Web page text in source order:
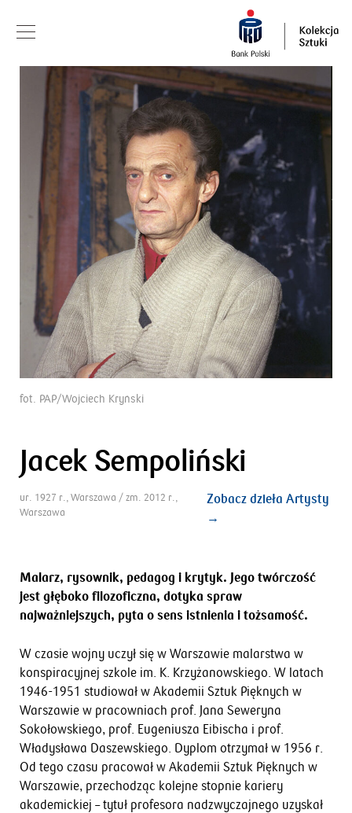
fot. PAP/Wojciech Kryński
Jacek Sempoliński
ur. 1927 r., Warszawa / zm. 2012 r.,
Warszawa
Zobacz dzieła Artysty
→
Malarz, rysownik, pedagog i krytyk. Jego twórczość
jest głęboko filozoficzna, dotyka spraw
najważniejszych, pyta o sens istnienia i tożsamość.
W czasie wojny uczył się w Warszawie malarstwa w
konspiracyjnej szkole im. K. Krzyżanowskiego. W latach
1946-1951 studiował w Akademii Sztuk Pięknych w
Warszawie w pracowniach prof. Jana Seweryna
Sokołowskiego, prof. Eugeniusza Eibischa i prof.
Władysława Daszewskiego. Dyplom otrzymał w 1956 r.
Od tego czasu pracował w Akademii Sztuk Pięknych w
Warszawie, przechodząc kolejne stopnie kariery
akademickiej – tytuł profesora nadzwyczajnego uzyskał